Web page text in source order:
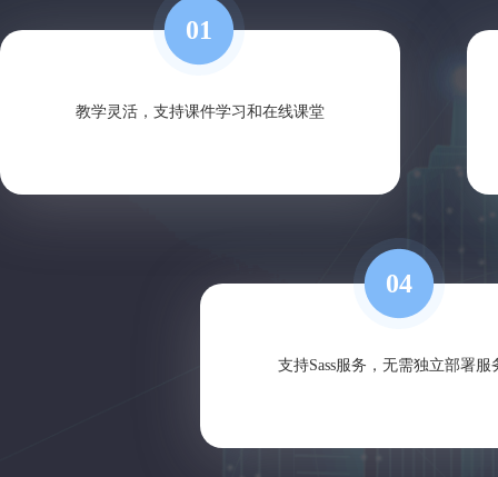
01
教学灵活，支持课件学习和在线课堂
04
支持Sass服务，无需独立部署服